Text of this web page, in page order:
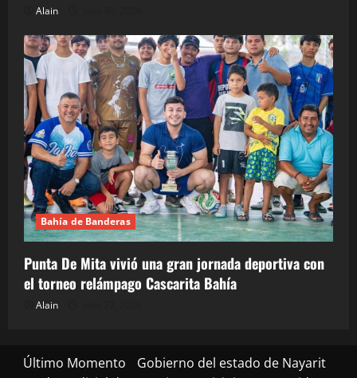
Alain
Bahía de Banderas
Punta De Mita vivió una gran jornada deportiva con
el torneo relámpago Cascarita Bahía
Alain
Último Momento
Gobierno del estado de Nayarit